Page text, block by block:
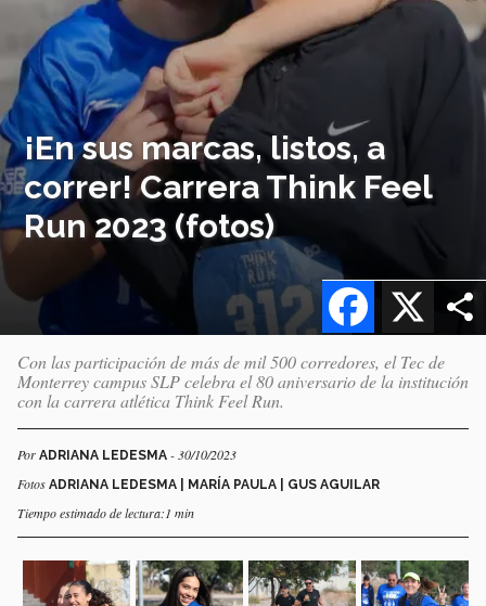
¡En sus marcas, listos, a
correr! Carrera Think Feel
Run 2023 (fotos)
X
Facebook
Con las participación de más de mil 500 corredores, el Tec de
Monterrey campus SLP celebra el 80 aniversario de la institución
con la carrera atlética Think Feel Run.
Por ADRIANA LEDESMA - 30/10/2023
Fotos ADRIANA LEDESMA | MARÍA PAULA | GUS AGUILAR
Tiempo estimado de lectura:1 min